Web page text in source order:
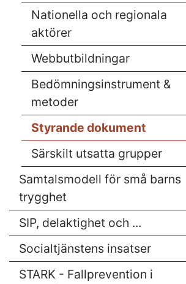
Nationella och regionala
aktörer
Webbutbildningar
Bedömningsinstrument &
metoder
Styrande dokument
Särskilt utsatta grupper
Samtalsmodell för små barns
trygghet
SIP, delaktighet och ...
Socialtjänstens insatser
STARK - Fallprevention i